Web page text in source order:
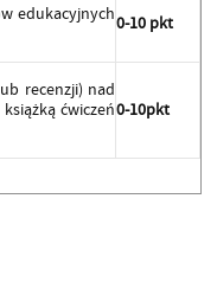
edukacyjnych0-10 pkt
recenzji) nad
ćwiczeń0-10pkt